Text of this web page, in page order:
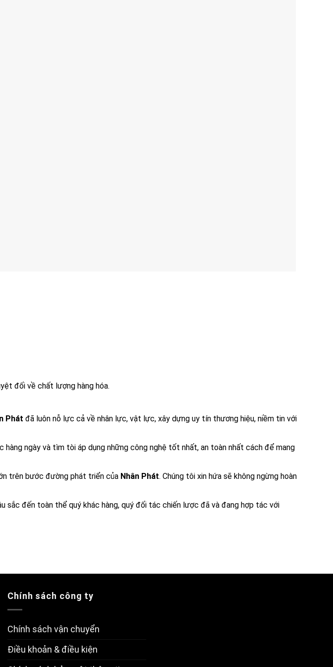
đối về chất lượng hàng hóa.
Phát đã luôn nỗ lực cả về nhân lực, vật lực, xây dựng uy tín thương hiệu, niềm tin với
hàng ngày và tìm tòi áp dụng những công nghệ tốt nhất, an toàn nhất cách để mang
trên bước đường phát triển của Nhân Phát. Chúng tôi xin hứa sẽ không ngừng hoàn
sắc đến toàn thể quý khác hàng, quý đối tác chiến lược đã và đang hợp tác với
Chính sách công ty
Chính sách vận chuyển
Điều khoản & điều kiện